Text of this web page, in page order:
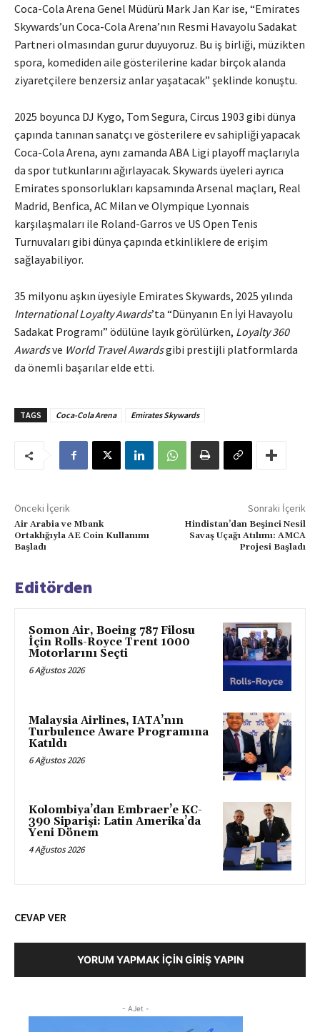
Coca-Cola Arena Genel Müdürü Mark Jan Kar ise, “Emirates
Skywards’un Coca-Cola Arena’nın Resmi Havayolu Sadakat
Partneri olmasından gurur duyuyoruz. Bu iş birliği, müzikten
spora, komediden aile gösterilerine kadar birçok alanda
ziyaretçilere benzersiz anlar yaşatacak” şeklinde konuştu.
2025 boyunca DJ Kygo, Tom Segura, Circus 1903 gibi dünya
çapında tanınan sanatçı ve gösterilere ev sahipliği yapacak
Coca-Cola Arena, aynı zamanda ABA Ligi playoff maçlarıyla
da spor tutkunlarını ağırlayacak. Skywards üyeleri ayrıca
Emirates sponsorlukları kapsamında Arsenal maçları, Real
Madrid, Benfica, AC Milan ve Olympique Lyonnais
karşılaşmaları ile Roland-Garros ve US Open Tenis
Turnuvaları gibi dünya çapında etkinliklere de erişim
sağlayabiliyor.
35 milyonu aşkın üyesiyle Emirates Skywards, 2025 yılında
International Loyalty Awards’ta “Dünyanın En İyi Havayolu
Sadakat Programı” ödülüne layık görülürken, Loyalty 360
Awardsve World Travel Awardsgibi prestijli platformlarda
da önemli başarılar elde etti.
TAGS Coca-Cola Arena Emirates Skywards
Önceki İçerik
Air Arabia ve Mbank
Ortaklığıyla AE Coin Kullanımı
Başladı
Sonraki İçerik
Hindistan’dan Beşinci Nesil
Savaş Uçağı Atılımı: AMCA
Projesi Başladı
Editörden
Somon Air, Boeing 787 Filosu
İçin Rolls-Royce Trent 1000
Motorlarını Seçti
6 Ağustos 2026
Malaysia Airlines, IATA’nın
Turbulence Aware Programına
Katıldı
6 Ağustos 2026
Kolombiya’dan Embraer’e KC-
390 Siparişi: Latin Amerika’da
Yeni Dönem
4 Ağustos 2026
CEVAP VER
YORUM YAPMAK İÇIN GIRIŞ YAPIN
- AJet -